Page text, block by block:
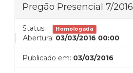
Pregão Presencial 7/2016
Status: Homologada
Abertura: 03/03/2016 00:00
Publicado em: 03/03/2016